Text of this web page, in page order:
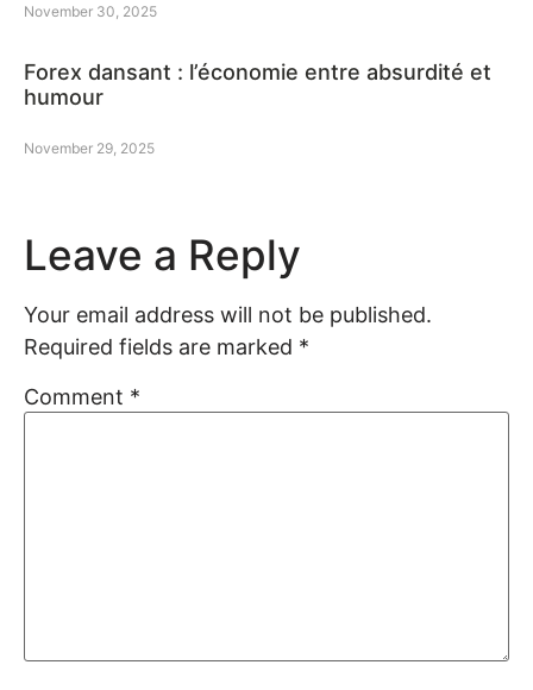
November 30, 2025
Forex dansant : l’économie entre absurdité et
humour
November 29, 2025
Leave a Reply
Your email address will not be published.
Required fields are marked *
Comment *